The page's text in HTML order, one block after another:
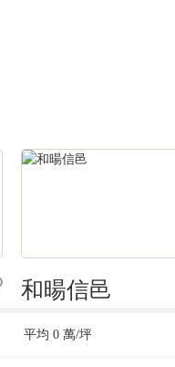
和暘信邑
平均 0 萬/坪